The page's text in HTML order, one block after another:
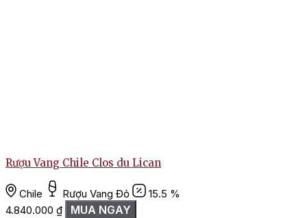
Rượu Vang Chile Clos du Lican
Chile Rượu Vang Đỏ
15.5 %
4.840.000 ₫ MUA NGAY